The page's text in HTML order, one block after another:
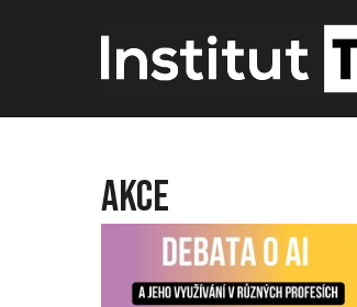
Akce